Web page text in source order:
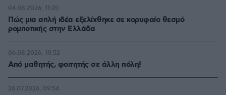
Πώς μια απλή ιδέα εξελίχθηκε σε κορυφαίο θεσμό
ρομποτικής στην Ελλάδα
04.08.2026, 11:20
Από μαθητής, φοιτητής σε άλλη πόλη!
06.08.2026, 10:52
26.07.2026, 09:54